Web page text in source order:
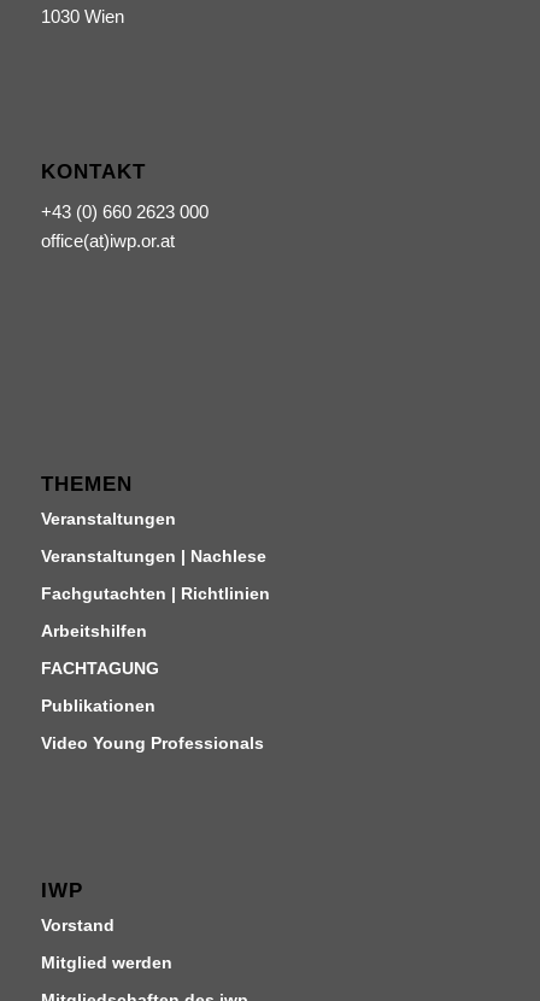
1030 Wien
KONTAKT
+43 (0) 660 2623 000
office(at)iwp.or.at
THEMEN
Veranstaltungen
Veranstaltungen | Nachlese
Fachgutachten | Richtlinien
Arbeitshilfen
FACHTAGUNG
Publikationen
Video Young Professionals
IWP
Vorstand
Mitglied werden